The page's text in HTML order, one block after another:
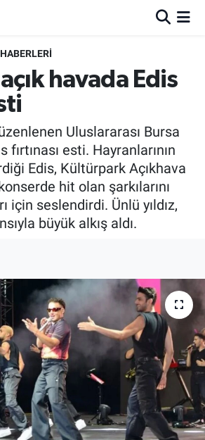
havada Edis
Uluslararası Bursa
fırtınası esti. Hayranlarının
Edis, Kültürpark Açıkhava
hit olan şarkılarını
için seslendirdi. Ünlü yıldız,
büyük alkış aldı.